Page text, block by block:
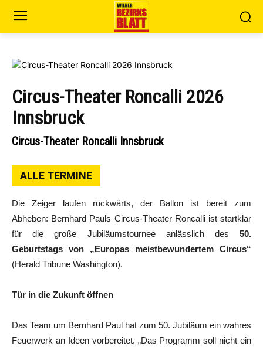
Circus-Theater Roncalli 2026
Innsbruck
Circus-Theater Roncalli Innsbruck
ALLE TERMINE
Die Zeiger laufen rückwärts, der Ballon ist bereit zum
Abheben: Bernhard Pauls Circus-Theater Roncalli ist startklar
für die große Jubiläumstournee anlässlich des 50.
Geburtstags von „Europas meistbewundertem Circus“
(Herald Tribune Washington).
Tür in die Zukunft öffnen
Das Team um Bernhard Paul hat zum 50. Jubiläum ein wahres
Feuerwerk an Ideen vorbereitet. „Das Programm soll nicht ein